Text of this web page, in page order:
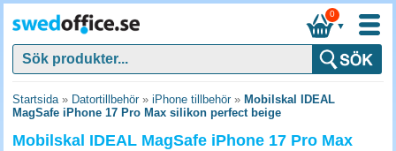
▼
0
Startsida» Datortillbehör» iPhone tillbehör» Mobilskal IDEAL
MagSafe iPhone 17 Pro Max silikon perfect beige
Mobilskal IDEAL MagSafe iPhone 17 Pro Max